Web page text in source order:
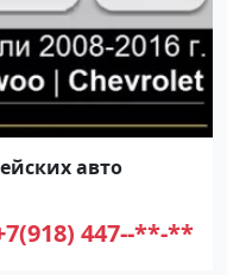
авто
447--**-**